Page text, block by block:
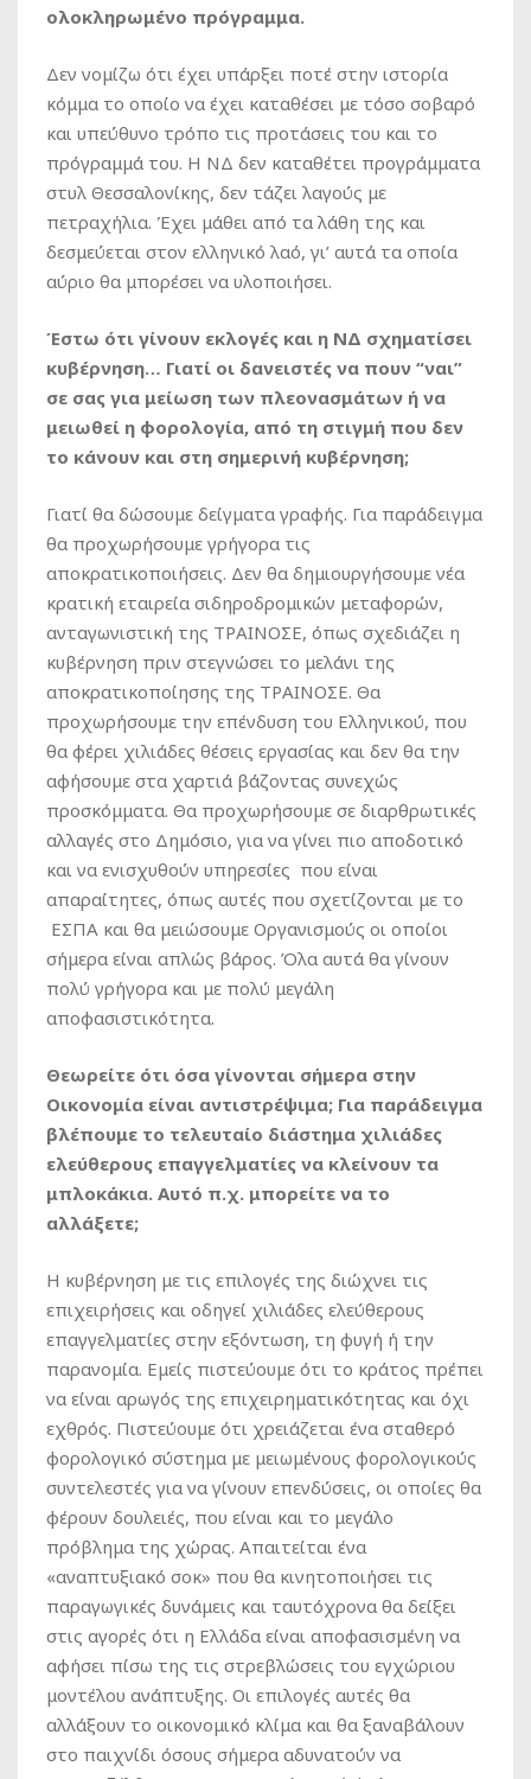
ολοκληρωμένο πρόγραμμα.
Δεν νομίζω ότι έχει υπάρξει ποτέ στην ιστορία
κόμμα το οποίο να έχει καταθέσει με τόσο σοβαρό
και υπεύθυνο τρόπο τις προτάσεις του και το
πρόγραμμά του. Η ΝΔ δεν καταθέτει προγράμματα
στυλ Θεσσαλονίκης, δεν τάζει λαγούς με
πετραχήλια. Έχει μάθει από τα λάθη της και
δεσμεύεται στον ελληνικό λαό, γι’ αυτά τα οποία
αύριο θα μπορέσει να υλοποιήσει.
Έστω ότι γίνουν εκλογές και η ΝΔ σχηματίσει
κυβέρνηση… Γιατί οι δανειστές να πουν “ναι”
σε σας για μείωση των πλεονασμάτων ή να
μειωθεί η φορολογία, από τη στιγμή που δεν
το κάνουν και στη σημερινή κυβέρνηση;
Γιατί θα δώσουμε δείγματα γραφής. Για παράδειγμα
θα προχωρήσουμε γρήγορα τις
αποκρατικοποιήσεις. Δεν θα δημιουργήσουμε νέα
κρατική εταιρεία σιδηροδρομικών μεταφορών,
ανταγωνιστική της ΤΡΑΙΝΟΣΕ, όπως σχεδιάζει η
κυβέρνηση πριν στεγνώσει το μελάνι της
αποκρατικοποίησης της ΤΡΑΙΝΟΣΕ. Θα
προχωρήσουμε την επένδυση του Ελληνικού, που
θα φέρει χιλιάδες θέσεις εργασίας και δεν θα την
αφήσουμε στα χαρτιά βάζοντας συνεχώς
προσκόμματα. Θα προχωρήσουμε σε διαρθρωτικές
αλλαγές στο Δημόσιο, για να γίνει πιο αποδοτικό
και να ενισχυθούν υπηρεσίες που είναι
απαραίτητες, όπως αυτές που σχετίζονται με το
ΕΣΠΑ και θα μειώσουμε Οργανισμούς οι οποίοι
σήμερα είναι απλώς βάρος. Όλα αυτά θα γίνουν
πολύ γρήγορα και με πολύ μεγάλη
αποφασιστικότητα.
Θεωρείτε ότι όσα γίνονται σήμερα στην
Οικονομία είναι αντιστρέψιμα; Για παράδειγμα
βλέπουμε το τελευταίο διάστημα χιλιάδες
ελεύθερους επαγγελματίες να κλείνουν τα
μπλοκάκια. Αυτό π.χ. μπορείτε να το
αλλάξετε;
Η κυβέρνηση με τις επιλογές της διώχνει τις
επιχειρήσεις και οδηγεί χιλιάδες ελεύθερους
επαγγελματίες στην εξόντωση, τη φυγή ή την
παρανομία. Εμείς πιστεύουμε ότι το κράτος πρέπει
να είναι αρωγός της επιχειρηματικότητας και όχι
εχθρός. Πιστεύουμε ότι χρειάζεται ένα σταθερό
φορολογικό σύστημα με μειωμένους φορολογικούς
συντελεστές για να γίνουν επενδύσεις, οι οποίες θα
φέρουν δουλειές, που είναι και το μεγάλο
πρόβλημα της χώρας. Απαιτείται ένα
«αναπτυξιακό σοκ» που θα κινητοποιήσει τις
παραγωγικές δυνάμεις και ταυτόχρονα θα δείξει
στις αγορές ότι η Ελλάδα είναι αποφασισμένη να
αφήσει πίσω της τις στρεβλώσεις του εγχώριου
μοντέλου ανάπτυξης. Οι επιλογές αυτές θα
αλλάξουν το οικονομικό κλίμα και θα ξαναβάλουν
στο παιχνίδι όσους σήμερα αδυνατούν να